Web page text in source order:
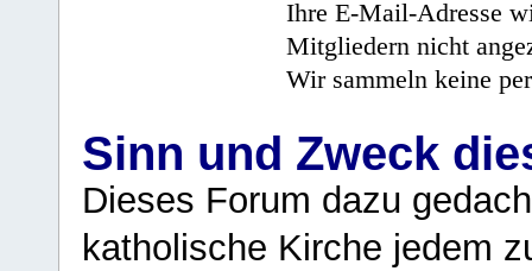
Ihre E-Mail-Adresse
Mitgliedern nicht
Wir sammeln keine
Sinn und Zweck
Dieses Forum dazu
katholische Kirche jedem